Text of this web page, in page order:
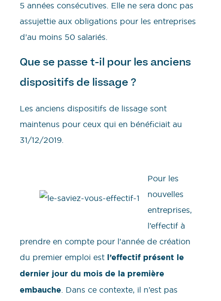
5 années consécutives. Elle ne sera donc pas
assujettie aux obligations pour les entreprises
d’au moins 50 salariés.
Que se passe t-il pour les anciens
dispositifs de lissage ?
Les anciens dispositifs de lissage sont
maintenus pour ceux qui en bénéficiait au
31/12/2019.
Pour les
nouvelles
entreprises,
l’effectif à
prendre en compte pour l’année de création
du premier emploi est l’effectif présent le
dernier jour du mois de la première
embauche . Dans ce contexte, il n’est pas